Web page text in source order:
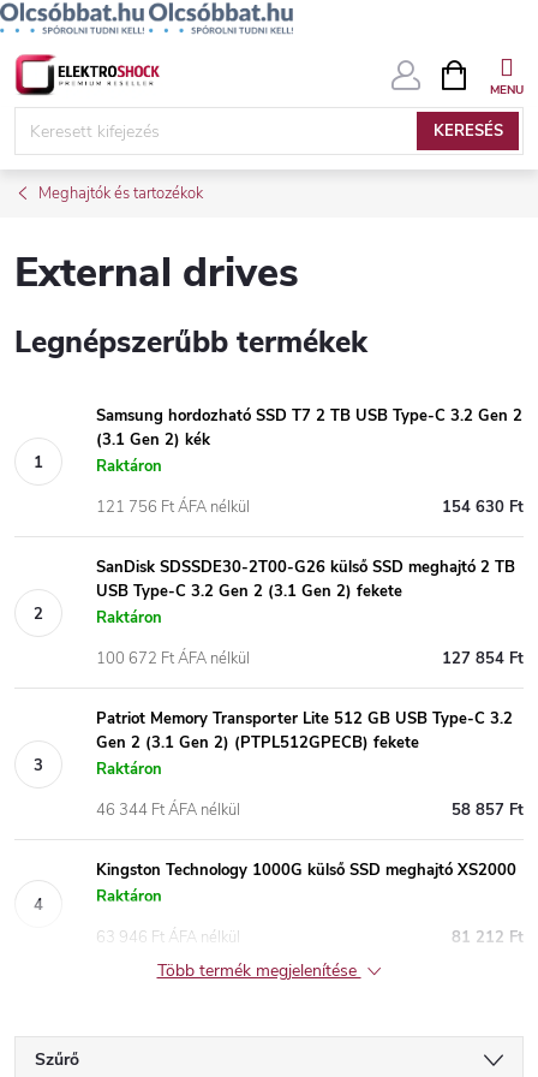
Ugrás
KERESÉS
KOSÁR
Meghajtók és tartozékok
External drives
Legnépszerűbb termékek
Samsung hordozható SSD T7 2 TB USB Type-C 3.2 Gen 2
(3.1 Gen 2) kék
Raktáron
154 630 Ft
121 756 Ft ÁFA nélkül
SanDisk SDSSDE30-2T00-G26 külső SSD meghajtó 2 TB
USB Type-C 3.2 Gen 2 (3.1 Gen 2) fekete
Raktáron
127 854 Ft
100 672 Ft ÁFA nélkül
Patriot Memory Transporter Lite 512 GB USB Type-C 3.2
Gen 2 (3.1 Gen 2) (PTPL512GPECB) fekete
Raktáron
58 857 Ft
46 344 Ft ÁFA nélkül
Kingston Technology 1000G külső SSD meghajtó XS2000
Raktáron
81 212 Ft
63 946 Ft ÁFA nélkül
Több termék megjelenítése
Szűrő